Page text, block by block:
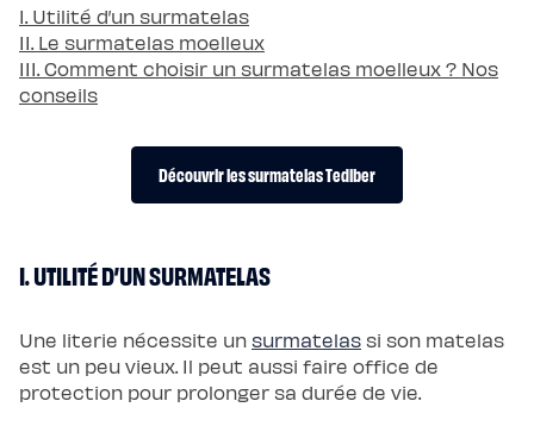
Pack
Lit
Confort
Pack
Lit
4
Étoiles
Sommiers
lattes
Sommier
tapissier
Sommier
coffre
I. Utilité d’un surmatelas
II. Le surmatelas moelleux
III. Comment choisir un surmatelas moelleux ? Nos
conseils
Découvrir les surmatelas Tediber
I. UTILITÉ D’UN SURMATELAS
Une literie nécessite un surmatelas si son matelas
est un peu vieux. Il peut aussi faire office de
protection pour prolonger sa durée de vie.